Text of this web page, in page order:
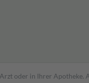
oder in Ihrer